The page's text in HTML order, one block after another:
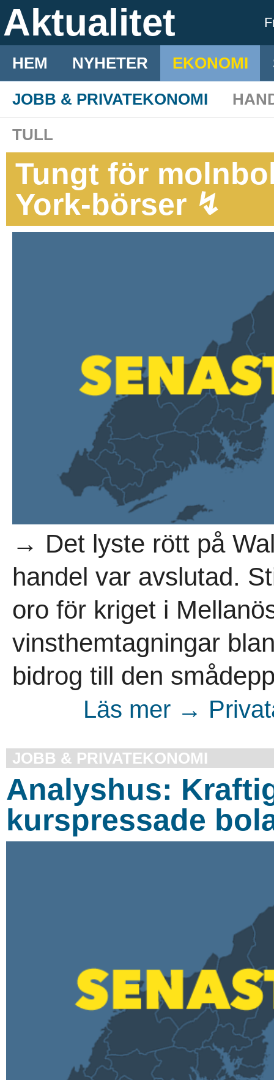
Aktualitet
HEM NYHETER EKONOMI
JOBB & PRIVATEKONOMI
TULL
Tungt för
York-börser ↯
→ Det lyste rött på
handel var avslutad.
oro för kriget i
vinsthemtagningar
bidrog till den
Läs mer →
JOBB & PRIVATEKONOMI
Analyshus:
kurspressade